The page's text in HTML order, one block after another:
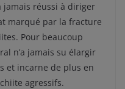
jamais réussi à diriger
marqué par la fracture
Pour beaucoup
n’a jamais su élargir
et incarne de plus en
agressifs.